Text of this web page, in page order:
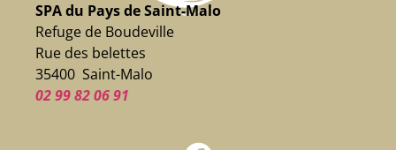
SPA du Pays de Saint-Malo
Refuge de Boudeville
Rue des belettes
35400 Saint-Malo
02 99 82 06 91